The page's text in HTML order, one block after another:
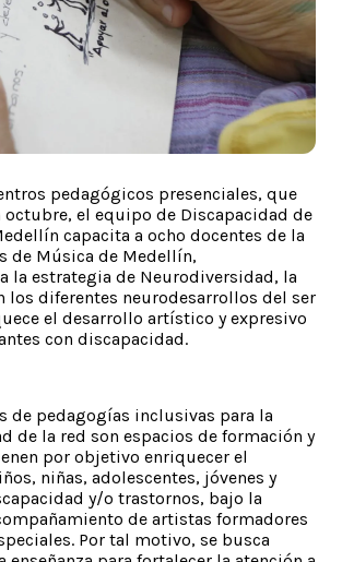
pedagógicos presenciales, que
octubre, el equipo de Discapacidad de
capacita a ocho docentes de la
de Música de Medellín,
la estrategia de Neurodiversidad, la
los diferentes neurodesarrollos del ser
el desarrollo artístico y expresivo
con discapacidad.
de pedagogías inclusivas para la
de la red son espacios de formación y
por objetivo enriquecer el
niñas, adolescentes, jóvenes y
y/o trastornos, bajo la
de artistas formadores
Por tal motivo, se busca